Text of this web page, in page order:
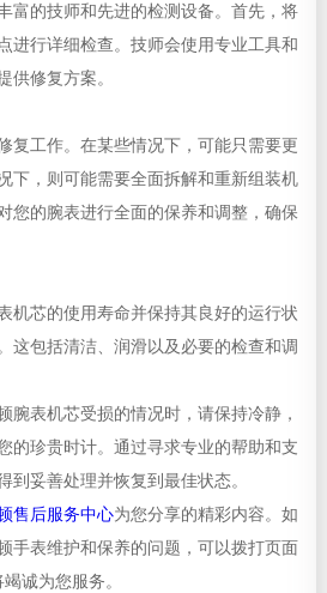
富的技师和先进的检测设备。首先，将
进行详细检查。技师会使用专业工具和
供修复方案。
工作。在某些情况下，可能只需要更
下，则可能需要全面拆解和重新组装机
您的腕表进行全面的保养和调整，确保
芯的使用寿命并保持其良好的运行状
这包括清洁、润滑以及必要的检查和调
表机芯受损的情况时，请保持冷静，
的珍贵时计。通过寻求专业的帮助和支
到妥善处理并恢复到最佳状态。
售后服务中心为您分享的精彩内容。如
手表维护和保养的问题，可以拨打页面
诚为您服务。